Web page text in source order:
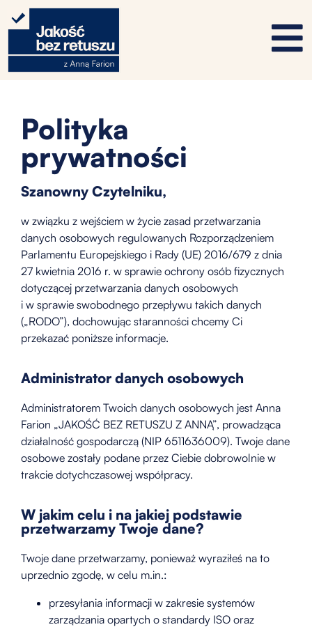
Polityka
prywatności
Szanowny Czytelniku,
w związku z wejściem w życie zasad przetwarzania
danych osobowych regulowanych Rozporządzeniem
Parlamentu Europejskiego i Rady (UE) 2016/679 z dnia
27 kwietnia 2016 r. w sprawie ochrony osób fizycznych
dotyczącej przetwarzania danych osobowych
i w sprawie swobodnego przepływu takich danych
(„RODO”), dochowując staranności chcemy Ci
przekazać poniższe informacje.
Administrator danych osobowych
Administratorem Twoich danych osobowych jest Anna
Farion „JAKOŚĆ BEZ RETUSZU Z ANNĄ”, prowadząca
działalność gospodarczą (NIP 6511636009). Twoje dane
osobowe zostały podane przez Ciebie dobrowolnie w
trakcie dotychczasowej współpracy.
W jakim celu i na jakiej podstawie
przetwarzamy Twoje dane?
Twoje dane przetwarzamy, ponieważ wyraziłeś na to
uprzednio zgodę, w celu m.in.:
przesyłania informacji w zakresie systemów
zarządzania opartych o standardy ISO oraz